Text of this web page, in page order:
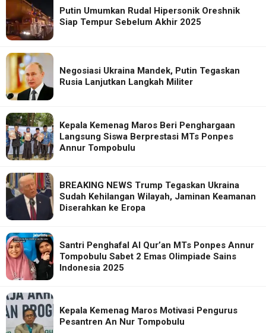
Putin Umumkan Rudal Hipersonik Oreshnik
Siap Tempur Sebelum Akhir 2025
Negosiasi Ukraina Mandek, Putin Tegaskan
Rusia Lanjutkan Langkah Militer
Kepala Kemenag Maros Beri Penghargaan
Langsung Siswa Berprestasi MTs Ponpes
Annur Tompobulu
BREAKING NEWS Trump Tegaskan Ukraina
Sudah Kehilangan Wilayah, Jaminan Keamanan
Diserahkan ke Eropa
Santri Penghafal Al Qur’an MTs Ponpes Annur
Tompobulu Sabet 2 Emas Olimpiade Sains
Indonesia 2025
Kepala Kemenag Maros Motivasi Pengurus
Pesantren An Nur Tompobulu